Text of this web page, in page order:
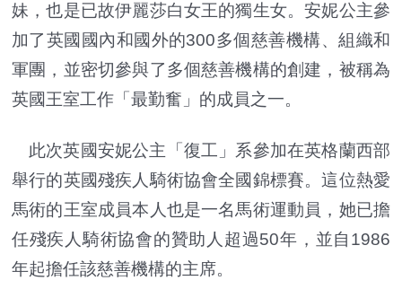
妹，也是已故伊麗莎白女王的獨生女。安妮公主參
加了英國國內和國外的300多個慈善機構、組織和
軍團，並密切參與了多個慈善機構的創建，被稱為
英國王室工作「最勤奮」的成員之一。
此次英國安妮公主「復工」系參加在英格蘭西部
舉行的英國殘疾人騎術協會全國錦標賽。這位熱愛
馬術的王室成員本人也是一名馬術運動員，她已擔
任殘疾人騎術協會的贊助人超過50年，並自1986
年起擔任該慈善機構的主席。